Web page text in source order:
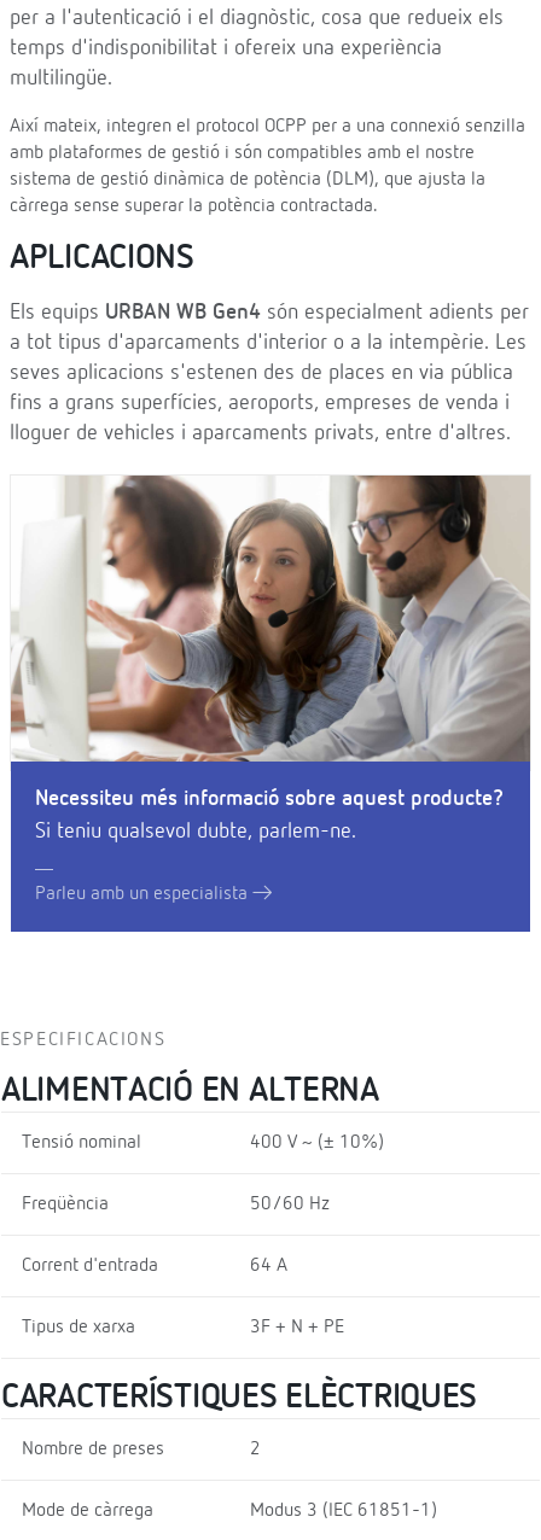
per a l'autenticació i el diagnòstic, cosa que redueix els
temps d'indisponibilitat i ofereix una experiència
multilingüe.
Així mateix, integren el protocol OCPP per a una connexió senzilla
amb plataformes de gestió i són compatibles amb el nostre
sistema de gestió dinàmica de potència (DLM), que ajusta la
càrrega sense superar la potència contractada.
APLICACIONS
Els equips URBAN WB Gen4 són especialment adients per
a tot tipus d'aparcaments d'interior o a la intempèrie. Les
seves aplicacions s'estenen des de places en via pública
fins a grans superfícies, aeroports, empreses de venda i
lloguer de vehicles i aparcaments privats, entre d'altres.
Necessiteu més informació sobre aquest producte?
Si teniu qualsevol dubte, parlem-ne.
Parleu amb un especialista
ESPECIFICACIONS
ALIMENTACIÓ EN ALTERNA
Tensió nominal 400 V ~ (± 10%)
Freqüència 50/60 Hz
Corrent d'entrada 64 A
Tipus de xarxa 3F + N + PE
CARACTERÍSTIQUES ELÈCTRIQUES
Nombre de preses 2
Mode de càrrega Modus 3 (IEC 61851-1)